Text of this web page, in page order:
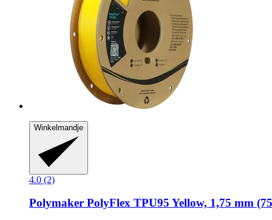
Winkelmandje
4.0 (2)
Polymaker PolyFlex TPU95 Yellow, 1,75 mm